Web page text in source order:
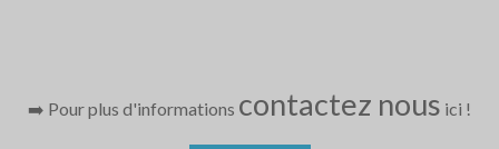
➡️ Pour plus d'informations contactez nous ici !